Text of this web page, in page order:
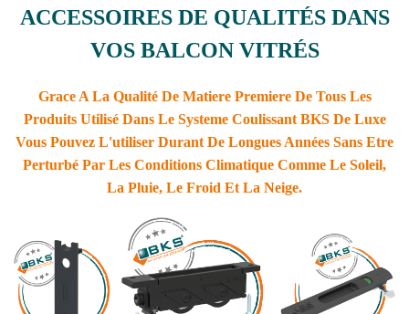
ACCESSOIRES DE QUALITÉS DANS
VOS BALCON VITRÉS
Grace A La Qualité De Matiere Premiere De Tous Les
Produits Utilisé Dans Le Systeme Coulissant BKS De Luxe
Vous Pouvez L'utiliser Durant De Longues Années Sans Etre
Perturbé Par Les Conditions Climatique Comme Le Soleil,
La Pluie, Le Froid Et La Neige.